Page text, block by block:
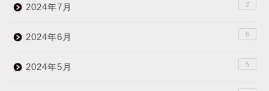
2024年7月 2
2024年6月 6
2024年5月 5